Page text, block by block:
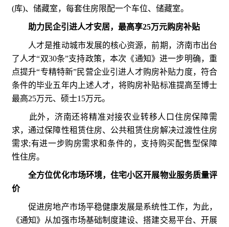
(库)、储藏室，每套住房限配一个车位、储藏室。
助力民企引进人才安居，最高享25万元购房补贴
人才是推动城市发展的核心资源，前期，济南市出台
了人才“双30条”支持政策，本次《通知》进一步明确，重
点提升“专精特新”民营企业引进人才购房补贴力度，符合
条件的毕业五年内上述人才，将购房补贴标准提高至博士
最高25万元、硕士15万元。
此外，济南还将精准对接农业转移人口住房保障需
求，通过保障性租赁住房、公共租赁住房解决过渡性住房
需求;有进一步购房需求和条件的，支持购买配售型保障
性住房。
全方位优化市场环境，住宅小区开展物业服务质量评
价
促进房地产市场平稳健康发展是系统性工作，为此，
《通知》从加强市场基础制度建设、搭建交易平台、开展